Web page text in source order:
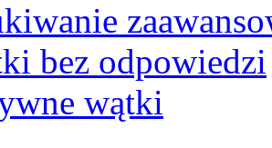
bez odpowiedzi
wątki